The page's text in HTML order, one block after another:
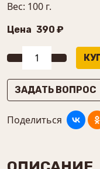
Вес: 100 г.
Цена 390 ₽
ЗАДАТЬ ВОПРОС
Поделиться